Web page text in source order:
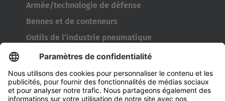
Armée/technologie de défense
Bennes et de conteneurs
Outils de l’industrie pneumatique
Transporteur de bobines
Portes et fenêtres
Entreprise